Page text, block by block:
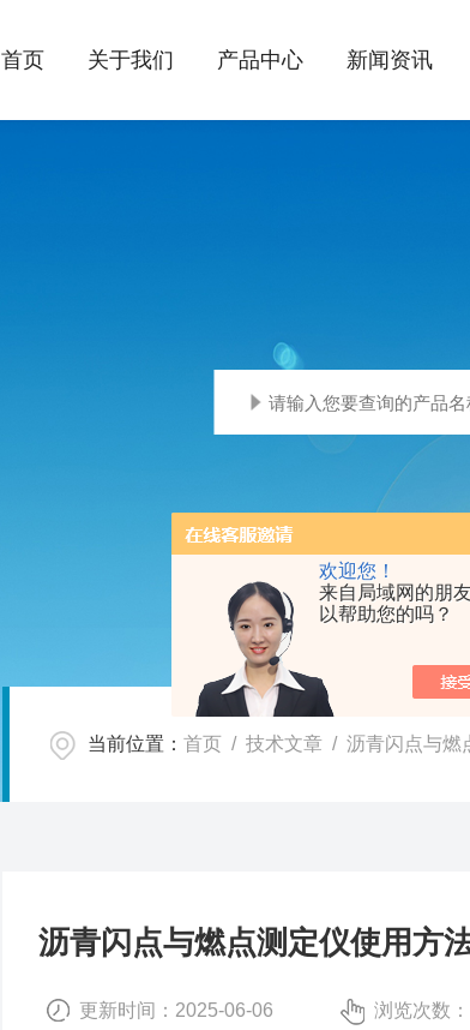
欢迎您！
来自局域网的朋
以帮助您的吗？
首页 关于我们 产品中心 新闻资讯
当前位置： 首页 / 技术文章 / 沥青闪点与燃
沥青闪点与燃点测定仪使用方
更新时间：2025-06-06 浏览次数